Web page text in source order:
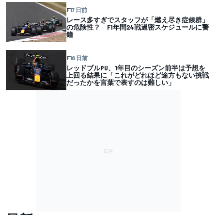
F17 日前
レース多すぎでスタッフが「燃え尽き症候群」
の危険性？ F1年間24戦過密スケジュールに警
鐘
F18 日前
レッドブルPU、1年目のシーズン前半は予想を
上回る結果に「これがどれほど途方もない挑戦
だったかを言葉で表すのは難しい」